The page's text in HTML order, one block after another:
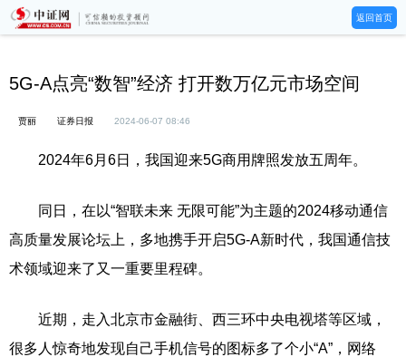
返回首页
5G-A点亮“数智”经济 打开数万亿元市场空间
贾丽 证券日报 2024-06-07 08:46
2024年6月6日，我国迎来5G商用牌照发放五周年。
同日，在以“智联未来 无限可能”为主题的2024移动通信
高质量发展论坛上，多地携手开启5G-A新时代，我国通信技
术领域迎来了又一重要里程碑。
近期，走入北京市金融街、西三环中央电视塔等区域，
很多人惊奇地发现自己手机信号的图标多了个小“A”，网络